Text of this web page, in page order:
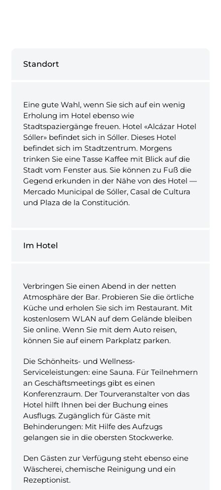
Standort
Eine gute Wahl, wenn Sie sich auf ein wenig
Erholung im Hotel ebenso wie
Stadtspaziergänge freuen. Hotel «Alcázar Hotel
Sóller» befindet sich in Sóller. Dieses Hotel
befindet sich im Stadtzentrum. Morgens
trinken Sie eine Tasse Kaffee mit Blick auf die
Stadt vom Fenster aus. Sie können zu Fuß die
Gegend erkunden in der Nähe von des Hotel —
Mercado Municipal de Sóller, Casal de Cultura
und Plaza de la Constitución.
Im Hotel
Verbringen Sie einen Abend in der netten
Atmosphäre der Bar. Probieren Sie die örtliche
Küche und erholen Sie sich im Restaurant. Mit
kostenlosem WLAN auf dem Gelände bleiben
Sie online. Wenn Sie mit dem Auto reisen,
können Sie auf einem Parkplatz parken.
Die Schönheits- und Wellness-
Serviceleistungen: eine Sauna. Für Teilnehmern
an Geschäftsmeetings gibt es einen
Konferenzraum. Der Tourveranstalter von das
Hotel hilft Ihnen bei der Buchung eines
Ausflugs. Zugänglich für Gäste mit
Behinderungen: Mit Hilfe des Aufzugs
gelangen sie in die obersten Stockwerke.
Den Gästen zur Verfügung steht ebenso eine
Wäscherei, chemische Reinigung und ein
Rezeptionist.